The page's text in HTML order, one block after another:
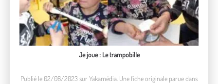
Je joue : Le trampobille
Publié le 02/06/2023 sur Yakamédia. Une fiche originale parue dans